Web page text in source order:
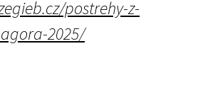
postrehy-z-
2025/